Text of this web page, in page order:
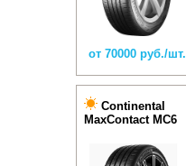
от 70000 руб./шт.
Continental
MaxContact MC6